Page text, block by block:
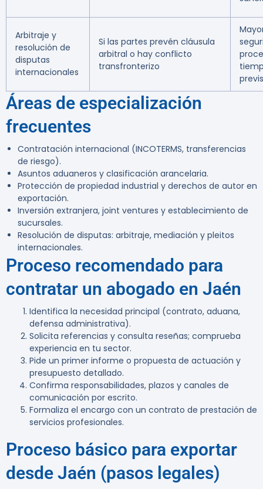
Arbitraje y
resolución de
disputas
internacionales
Si las partes prevén cláusula
arbitral o hay conflicto
transfronterizo
Áreas de especialización
frecuentes
Contratación internacional (INCOTERMS, transferencias
de riesgo).
Asuntos aduaneros y clasificación arancelaria.
Protección de propiedad industrial y derechos de autor en
exportación.
Inversión extranjera, joint ventures y establecimiento de
sucursales.
Resolución de disputas: arbitraje, mediación y pleitos
internacionales.
Proceso recomendado para
contratar un abogado en Jaén
Identifica la necesidad principal (contrato, aduana,
defensa administrativa).
Solicita referencias y consulta reseñas; comprueba
experiencia en tu sector.
Pide un primer informe o propuesta de actuación y
presupuesto detallado.
Confirma responsabilidades, plazos y canales de
comunicación por escrito.
Formaliza el encargo con un contrato de prestación de
servicios profesionales.
Proceso básico para exportar
desde Jaén (pasos legales)